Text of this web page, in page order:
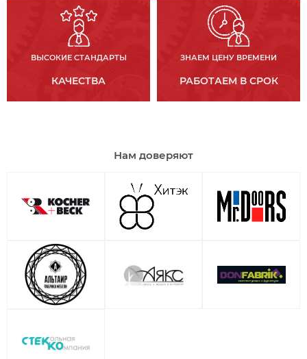
ВЫСОКИЕ СТАНДАРТЫ
КАЧЕСТВА
ЗНАЕМ ЦЕНУ ВРЕМЕНИ
РАБОТАЕМ В СРОК
Нам доверяют